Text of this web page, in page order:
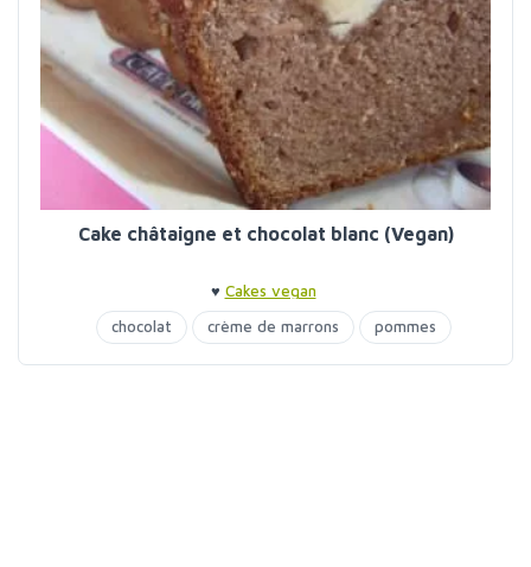
Cake châtaigne et chocolat blanc (Vegan)
♥ Cakes vegan
chocolat
crème de marrons pommes